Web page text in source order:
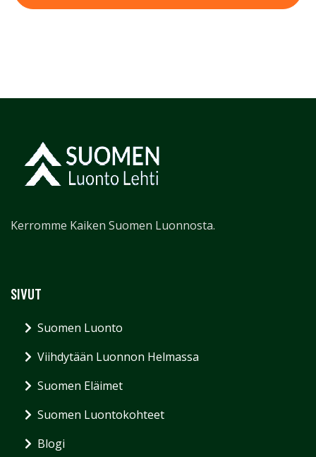
Kerromme Kaiken Suomen Luonnosta.
SIVUT
Suomen Luonto
Viihdytään Luonnon Helmassa
Suomen Eläimet
Suomen Luontokohteet
Blogi